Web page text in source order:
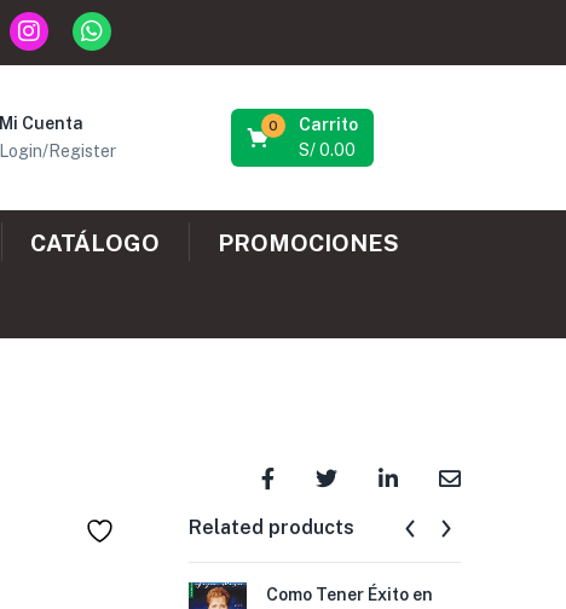
Mi Cuenta
Login/Register
Carrito
0
S/0.00
CATÁLOGO PROMOCIONES
Related products
Como Tener Éxito en